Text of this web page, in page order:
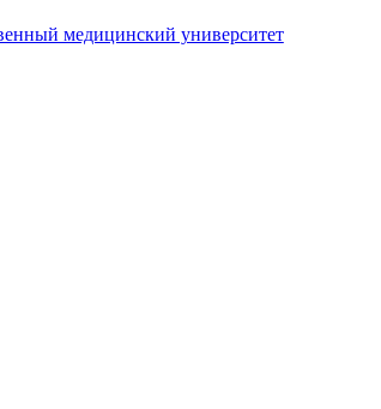
медицинский университет